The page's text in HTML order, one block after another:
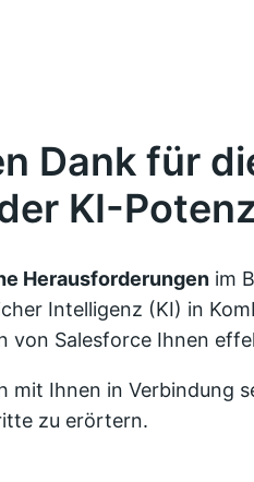
Dank für
KI-
Herausforderungen im
Intelligenz (KI) in
von Salesforce Ihnen
mit Ihnen in Verbindung
zu erörtern.